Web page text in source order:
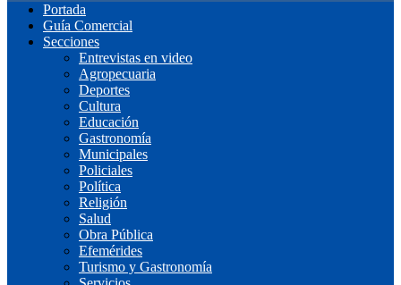
Portada
Guía Comercial
Secciones
Entrevistas en video
Agropecuaria
Deportes
Cultura
Educación
Gastronomía
Municipales
Policiales
Política
Religión
Salud
Obra Pública
Efemérides
Turismo y Gastronomía